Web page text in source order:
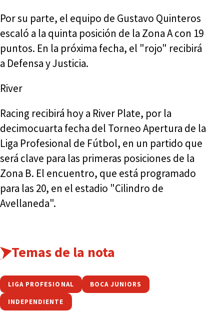
Por su parte, el equipo de Gustavo Quinteros
escaló a la quinta posición de la Zona A con 19
puntos. En la próxima fecha, el "rojo" recibirá
a Defensa y Justicia.
River
Racing recibirá hoy a River Plate, por la
decimocuarta fecha del Torneo Apertura de la
Liga Profesional de Fútbol, en un partido que
será clave para las primeras posiciones de la
Zona B. El encuentro, que está programado
para las 20, en el estadio "Cilindro de
Avellaneda".
Temas de la nota
LIGA PROFESIONAL BOCA JUNIORS
INDEPENDIENTE